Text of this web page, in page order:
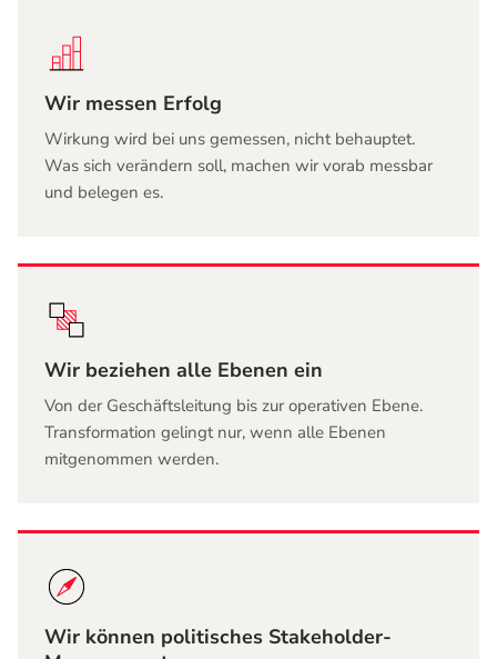
Wir messen Erfolg
Wirkung wird bei uns gemessen, nicht behauptet.
Was sich verändern soll, machen wir vorab messbar
und belegen es.
Wir beziehen alle Ebenen ein
Von der Geschäftsleitung bis zur operativen Ebene.
Transformation gelingt nur, wenn alle Ebenen
mitgenommen werden.
Wir können politisches Stakeholder-